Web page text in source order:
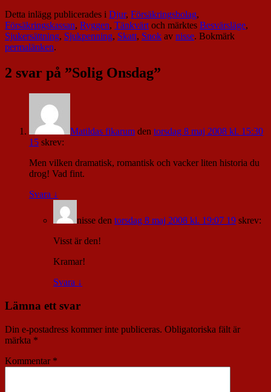
Detta inlägg publicerades i Djur, Försäkringsbolag,
Försäkringskassan, Ryggen, Tänkvärtoch märktes Besvärsläge,
Sjukersättning, Sjukpenning, Skatt, Snok av nisse. Bokmärk
permalänken.
2 svar på ”Solig Onsdag”
Matildas fikarum den torsdag 8 maj 2008 kl. 15:30
15 skrev:
Men vilken dramatisk, romantisk och vacker liten historia du
drog! Vad fint.
Svara ↓
nisse den torsdag 8 maj 2008 kl. 19:07 19 skrev:
Visst är den!
Kramar!
Svara ↓
Lämna ett svar
Din e-postadress kommer inte publiceras. Obligatoriska fält är
märkta *
Kommentar *